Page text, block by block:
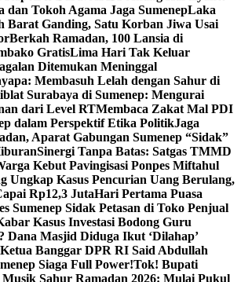
dan Tokoh Agama Jaga SumenepLaka
Barat Ganding, Satu Korban Jiwa Usai
Berkah Ramadan, 100 Lansia di
GratisLima Hari Tak Keluar
Ditemukan Meninggal
Membasuh Lelah dengan Sahur di
Surabaya di Sumenep: Mengurai
dari Level RTMembaca Zakat Mal PDI
dalam Perspektif Etika PolitikJaga
Aparat Gabungan Sumenep “Sidak”
Sinergi Tanpa Batas: Satgas TMMD
Kebut Pavingisasi Ponpes Miftahul
Ungkap Kasus Pencurian Uang Berulang,
Rp12,3 JutaHari Pertama Puasa
Sumenep Sidak Petasan di Toko Penjual
Kasus Investasi Bodong Guru
Dana Masjid Diduga Ikut ‘Dilahap’
Banggar DPR RI Said Abdullah
Siaga Full Power!Tok! Bupati
Sahur Ramadan 2026: Mulai Pukul